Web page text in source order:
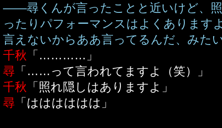
――尋くんが言ったことと近いけど、
ったりパフォーマンスはよくあります
言えないからああ言ってるんだ、みた
千秋 「…………」
尋 「……って言われてますよ（笑）」
千秋 「照れ隠しはありますよ」
尋 「はははははは」